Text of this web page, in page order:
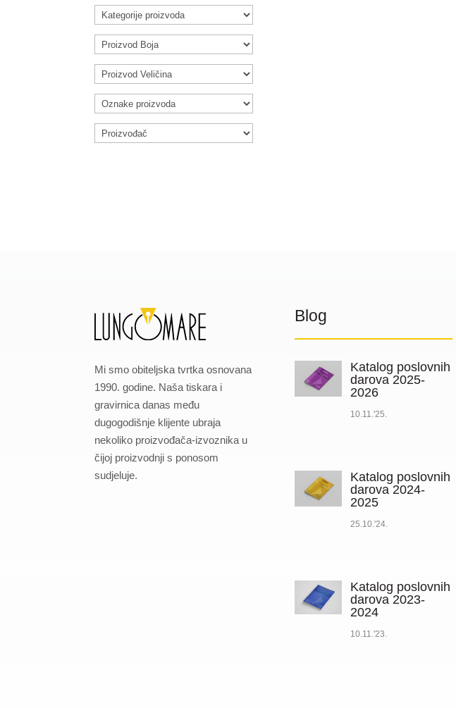
Mi smo obiteljska tvrtka osnovana
1990. godine. Naša tiskara i
gravirnica danas među
dugogodišnje klijente ubraja
nekoliko proizvođača-izvoznika u
čijoj proizvodnji s ponosom
sudjeluje.
Blog
Katalog poslovnih
darova 2025-
2026
10.11.'25.
Katalog poslovnih
darova 2024-
2025
25.10.'24.
Katalog poslovnih
darova 2023-
2024
10.11.'23.